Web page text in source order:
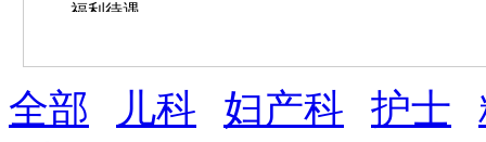
福利待遇
薪资与社保
五险 住房公积金 企业
全部 儿科 妇产科 护士